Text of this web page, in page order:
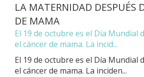
LA MATERNIDAD DESPUÉS
DE MAMA
El 19 de octubre es el Día Mundial
el cáncer de mama. La incid...
El 19 de octubre es el Día Mundial
el cáncer de mama. La inciden...